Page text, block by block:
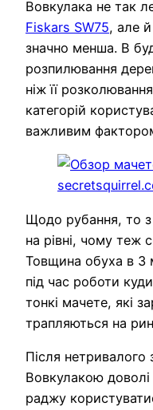
Вовкулака не так
Fiskars SW75, але й
значно менша. В
розпилювання
ніж її
категорій
важливим
Щодо рубання, то
на рівні, чому теж
Товщина обуха в 3
під час роботи
тонкі мачете, які
трапляються на
Після нетривалого
Вовкулакою
раджу